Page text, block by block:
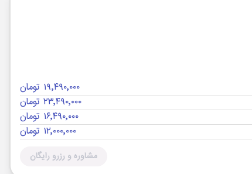
۱۹٬۴۹۰٬۰۰۰ تومان
۲۳٬۴۹۰٬۰۰۰ تومان
۱۶٬۴۹۰٬۰۰۰ تومان
۱۲٬۰۰۰٬۰۰۰ تومان
مشاوره و رزرو رایگان